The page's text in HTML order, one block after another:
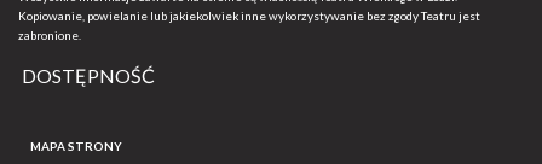
Kopiowanie, powielanie lub jakiekolwiek inne wykorzystywanie bez zgody Teatru jest
zabronione.
DOSTĘPNOŚĆ
MAPA STRONY